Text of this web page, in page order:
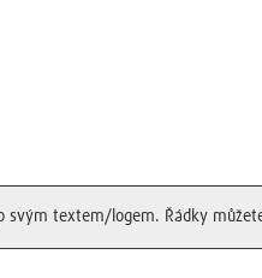
svým textem/logem. Řádky